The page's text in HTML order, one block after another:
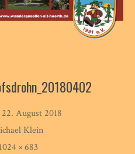
22. August 2018
Klein
1024 × 683